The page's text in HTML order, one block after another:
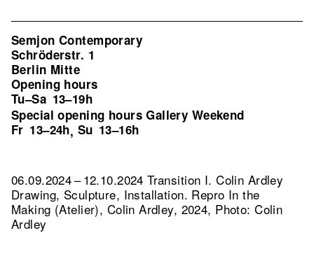
Semjon Contemporary
Schröderstr. 1
Berlin Mitte
Opening hours
Tu–Sa 13–19h
Special opening hours Gallery Weekend
Fr 13–24h, Su 13–16h
06.09.2024 – 12.10.2024 Transition I. Colin Ardley
Drawing, Sculpture, Installation. Repro In the
Making (Atelier), Colin Ardley, 2024, Photo: Colin
Ardley